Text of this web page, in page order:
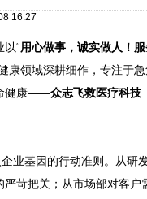
16:27
以“用心做事，诚实做人！服
康领域深耕细作，专注于
健康——众志飞救医疗科技
业基因的行动准则。从研
苛把关；从市场部对客户